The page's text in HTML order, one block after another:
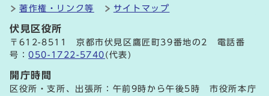
著作権・リンク等 サイトマップ
伏見区役所
〒612-8511 京都市伏見区鷹匠町39番地の2 電話番
号：050-1722-5740 (代表)
開庁時間
区役所・支所、出張所：午前9時から午後5時 市役所本庁